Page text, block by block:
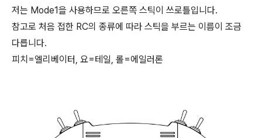
저는 Mode1을 사용하므로 오른쪽 스틱이 쓰로틀입니다.
참고로 처음 접한 RC의 종류에 따라 스틱을 부르는 이름이 조금
다릅니다.
피치=엘리베이터, 요=테일, 롤=에일러론